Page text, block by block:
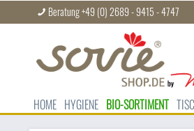
Beratung +49 (0) 2689 - 9415 - 4747
HOME HYGIENE BIO-SORTIMENT